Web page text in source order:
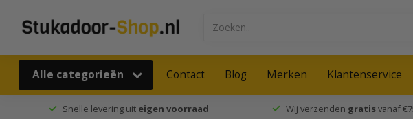
Alle categorieën Contact Blog Merken Klantenservice
Snelle levering uit eigen voorraad Wij verzenden gratisvanaf